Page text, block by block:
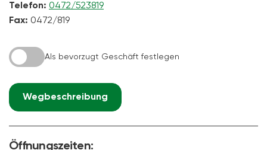
Telefon: 0472/523819
Fax: 0472/819
Als bevorzugt Geschäft festlegen
Wegbeschreibung
Öffnungszeiten: